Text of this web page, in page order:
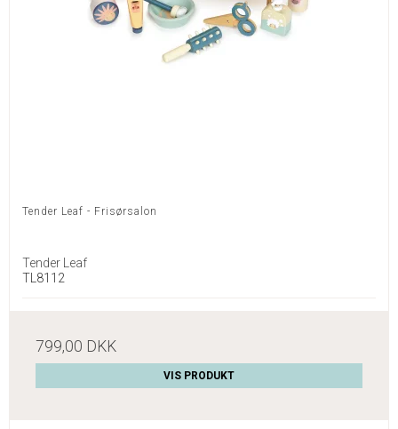
Tender Leaf - Frisørsalon
Tender Leaf
TL8112
799,00 DKK
VIS PRODUKT